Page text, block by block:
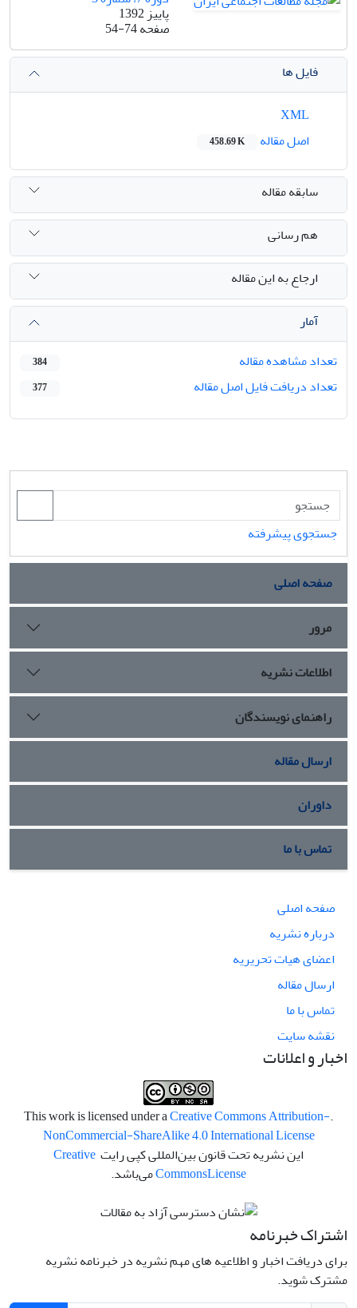
پاییز 1392
صفحه54-74
فایل ها
اصل مقاله
458.69 K
سابقه مقاله
هم رسانی
ارجاع به این مقاله
آمار
تعداد مشاهده مقاله
384
تعداد دریافت فایل اصل مقاله 377
جستجوی پیشرفته
صفحه اصلی
مرور
اطلاعات نشریه
راهنمای نویسندگان
ارسال مقاله
داوران
تماس با ما
صفحه اصلی
درباره نشریه
اعضای هیات تحریریه
ارسال مقاله
تماس با ما
نقشه سایت
اخبار و اعلانات
.This work is licensed under a
Creative Commons Attribution-
NonCommercial-ShareAlike 4.0 International License
این نشریه تحت قانون بین‌المللی کپی رایت Creative
CommonsLicense می‌باشد.
اشتراک خبرنامه
برای دریافت اخبار و اطلاعیه های مهم نشریه در خبرنامه نشریه
مشترک شوید.